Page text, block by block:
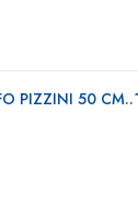
PIZZINI 50